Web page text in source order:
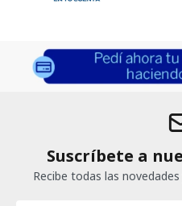
Suscríbete a
Recibe todas las